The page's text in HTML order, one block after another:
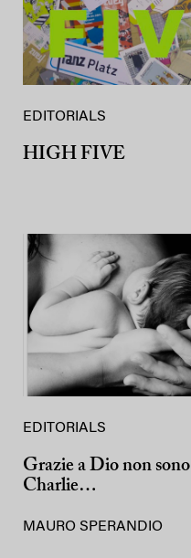
EDITORIALS
HIGH FIVE
EDITORIALS
Grazie a Dio non sono
Charlie…
MAURO SPERANDIO